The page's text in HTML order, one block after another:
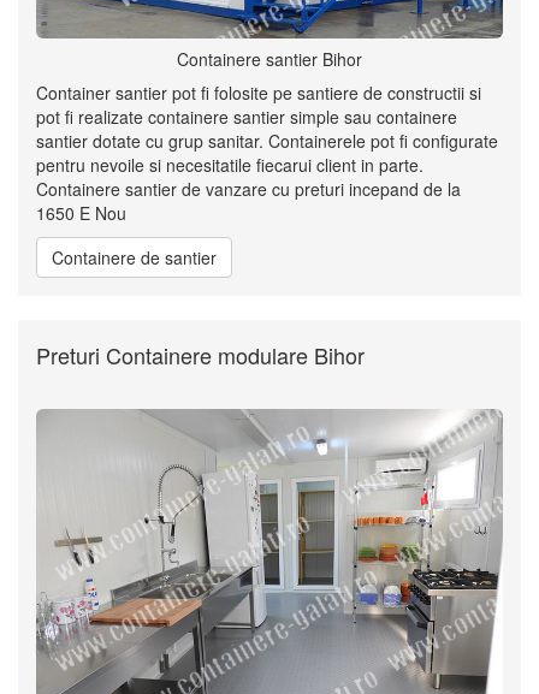
Containere santier Bihor
Container santier pot fi folosite pe santiere de constructii si
pot fi realizate containere santier simple sau containere
santier dotate cu grup sanitar. Containerele pot fi configurate
pentru nevoile si necesitatile fiecarui client in parte.
Containere santier de vanzare cu preturi incepand de la
1650 E Nou
Containere de santier
Preturi Containere modulare Bihor